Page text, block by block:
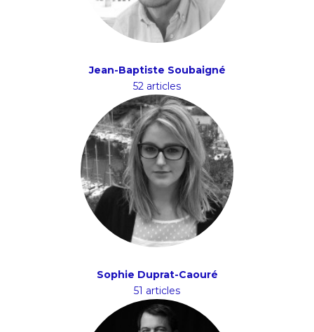
Jean-Baptiste Soubaigné
52 articles
Sophie Duprat-Caouré
51 articles